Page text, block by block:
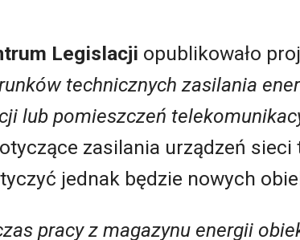
Legislacji opublikowało
technicznych zasilania
lub pomieszczeń
zasilania urządzeń
jednak będzie nowych
pracy z magazynu energii